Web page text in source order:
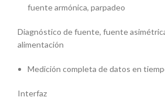
fuente armónica, parpadeo
Diagnóstico de fuente, fuente
alimentación
Medición completa de datos en
Interfaz